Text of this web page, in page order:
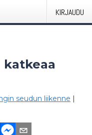
KIRJAUDU
seudun liikenne |